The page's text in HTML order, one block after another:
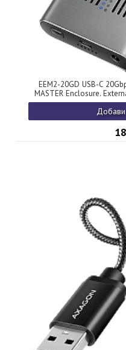
EEM2-20GD USB-C
MASTER Enclosure.
two M.2 NVMe SSD
Добави